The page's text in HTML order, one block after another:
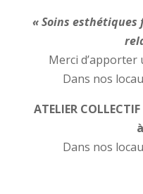
« Soins
Merci
Dans nos
ATELIER
Dans nos